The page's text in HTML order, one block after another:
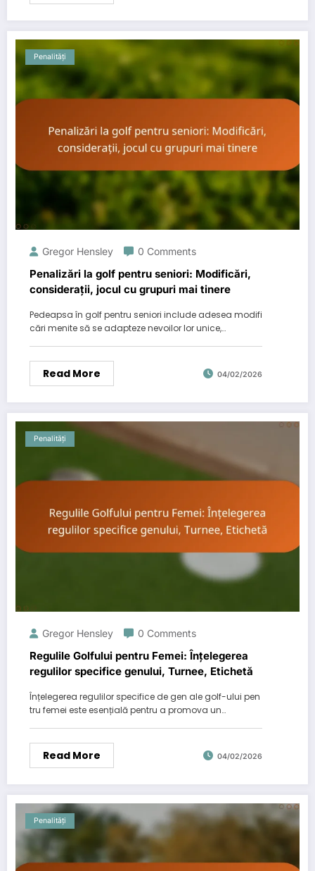
Penalități
Gregor Hensley 0 Comments
Penalizări la golf pentru seniori: Modificări,
considerații, jocul cu grupuri mai tinere
Pedeapsa în golf pentru seniori include adesea modifi
cări menite să se adapteze nevoilor lor unice,…
Read More 04/02/2026
Penalități
Gregor Hensley 0 Comments
Regulile Golfului pentru Femei: Înțelegerea
regulilor specifice genului, Turnee, Etichetă
Înțelegerea regulilor specifice de gen ale golf-ului pen
tru femei este esențială pentru a promova un…
Read More 04/02/2026
Penalități